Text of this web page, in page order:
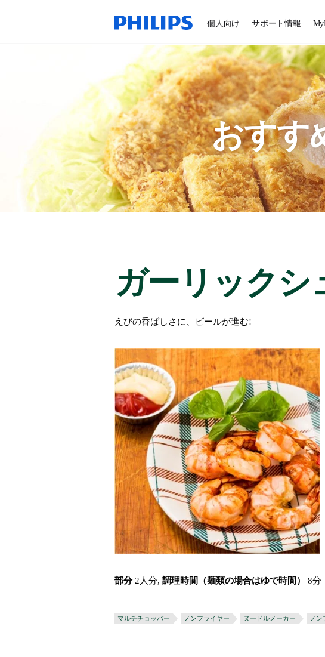
個人向け サポート情報
おすす
ガーリックシ
えびの香ばしさに、ビールが進む!
部分 2人分, 調理時間（麺類の場合はゆで時間） 8分
マルチチョッパー ノンフライヤー ヌードルメーカー ノン